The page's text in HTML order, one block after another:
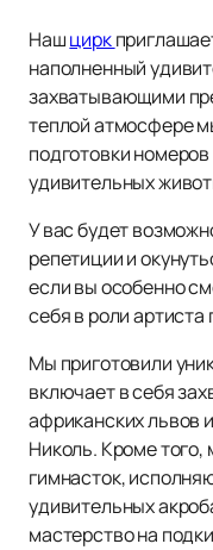
Нашцирк
наполненный
захватывающими
теплой атмосфере
подготовки
удивительных
У вас будет
репетиции и
если вы особенно
себя в роли
Мы приготовили
включает в себя
африканских львов
Николь. Кроме
гимнасток,
удивительных
мастерство на